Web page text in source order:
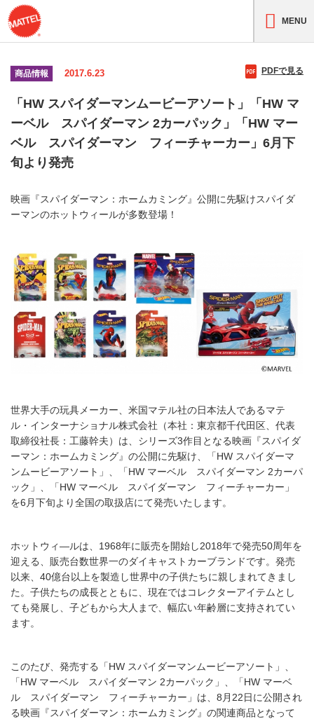
MENU
商品情報 2017.6.23 PDFで見る
「HW スパイダーマンムービーアソート」「HW マ
ーベル スパイダーマン 2カーパック」「HW マー
ベル スパイダーマン フィーチャーカー」6月下
旬より発売
映画『スパイダーマン：ホームカミング』公開に先駆けスパイダ
ーマンのホットウィールが多数登場！
世界大手の玩具メーカー、米国マテル社の日本法人であるマテ
ル・インターナショナル株式会社（本社：東京都千代田区、代表
取締役社長：工藤幹夫）は、シリーズ3作目となる映画『スパイダ
ーマン：ホームカミング』の公開に先駆け、「HW スパイダーマ
ンムービーアソート」、「HW マーベル スパイダーマン 2カーパ
ック」、「HW マーベル スパイダーマン フィーチャーカー」
を6月下旬より全国の取扱店にて発売いたします。
ホットウィ―ルは、1968年に販売を開始し2018年で発売50周年を
迎える、販売台数世界一のダイキャストカーブランドです。発売
以来、40億台以上を製造し世界中の子供たちに親しまれてきまし
た。子供たちの成長とともに、現在ではコレクターアイテムとし
ても発展し、子どもから大人まで、幅広い年齢層に支持されてい
ます。
このたび、発売する「HW スパイダーマンムービーアソート」、
「HW マーベル スパイダーマン 2カーパック」、「HW マーベ
ル スパイダーマン フィーチャーカー」は、8月22日に公開され
る映画『スパイダーマン：ホームカミング』の関連商品となって